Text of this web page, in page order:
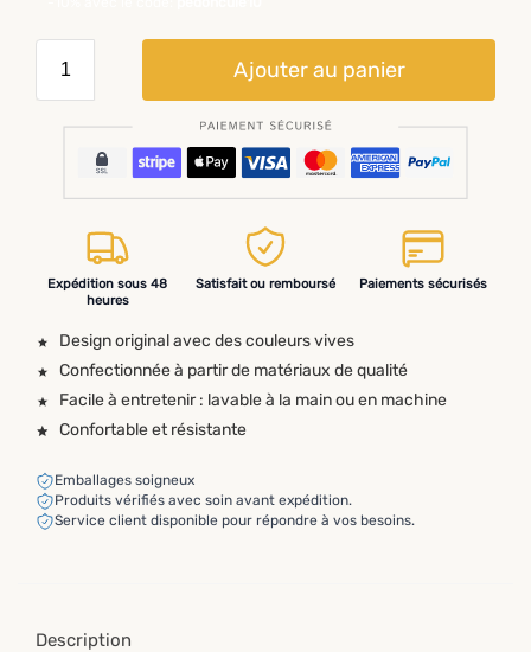
Ajouter au panier
Expédition sous 48
heures
Satisfait ou remboursé Paiements sécurisés
Design original avec des couleurs vives
Confectionnée à partir de matériaux de qualité
Facile à entretenir : lavable à la main ou en machine
Confortable et résistante
Emballages soigneux
Produits vérifiés avec soin avant expédition.
Service client disponible pour répondre à vos besoins.
Description